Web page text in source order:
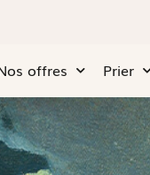
offres Prier